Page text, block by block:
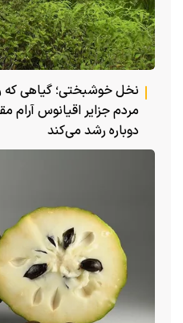
نخل خوشبختی؛ گیاهی
مردم جزایر اقیانوس
دوباره رشد می‌کند